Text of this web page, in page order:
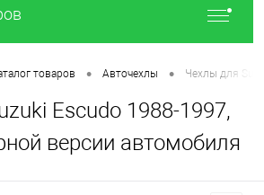
товаров • Авточехлы • Чехлы для
Escudo 1988-1997,
версии автомобиля